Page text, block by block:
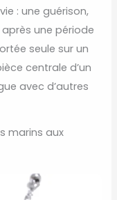
: une guérison,
une période
seule sur un
centrale d’un
avec d’autres
marins aux